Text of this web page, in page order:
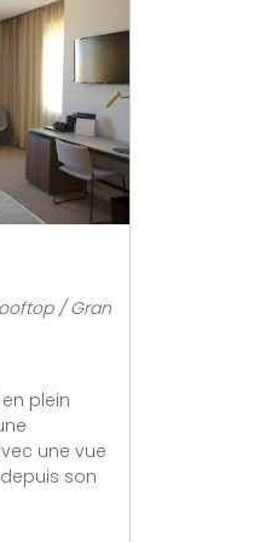
/ Gran
plein
une vue
son